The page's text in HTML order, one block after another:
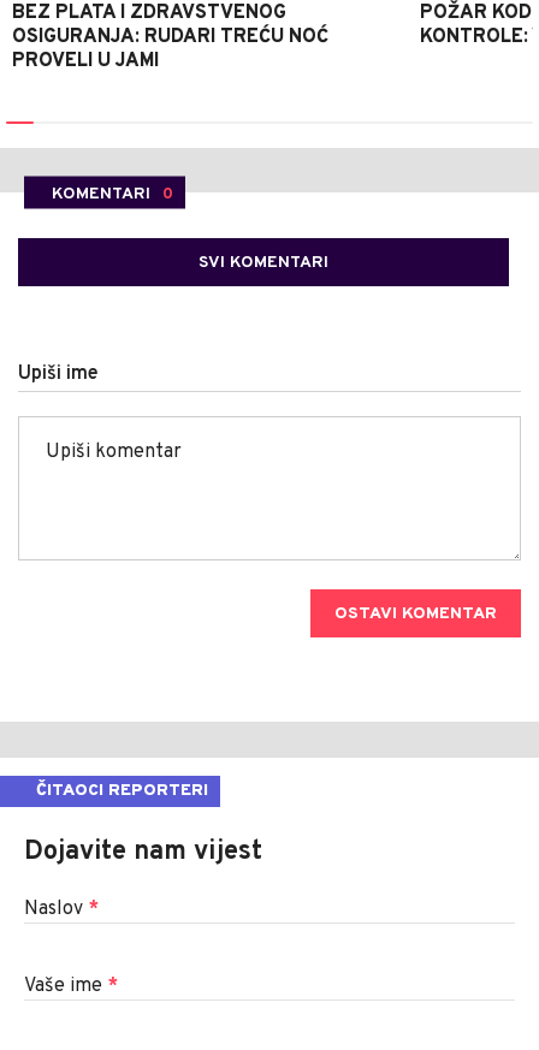
BEZ PLATA I ZDRAVSTVENOG
OSIGURANJA: RUDARI TREĆU NOĆ
PROVELI U JAMI
POŽAR KOD
KONTROLE:
KOMENTARI 0
SVI KOMENTARI
Upiši ime
OSTAVI KOMENTAR
ČITAOCI REPORTERI
Dojavite nam vijest
Naslov *
Vaše ime *